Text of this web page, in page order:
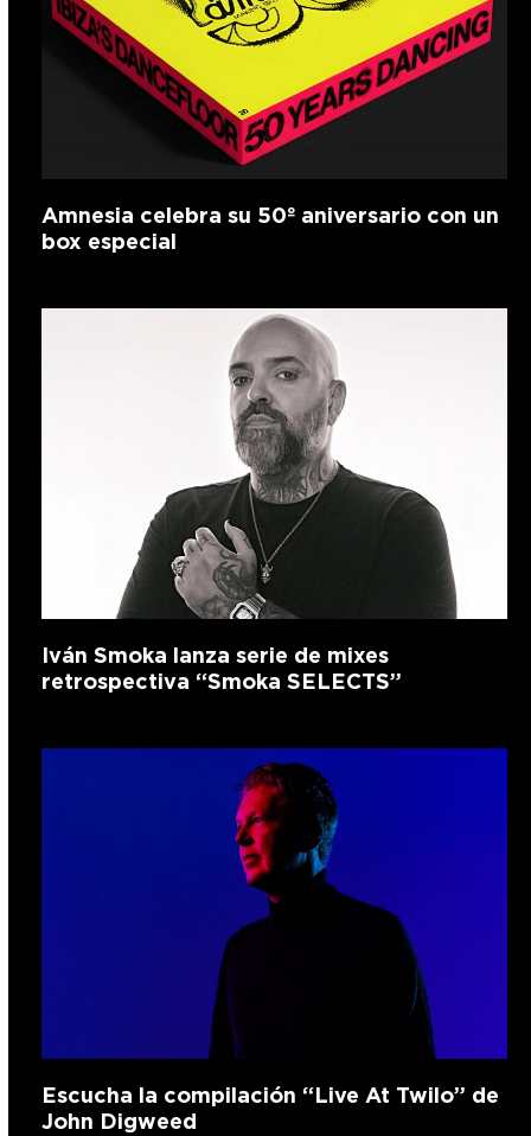
Amnesia celebra su 50º aniversario con un
box especial
Iván Smoka lanza serie de mixes
retrospectiva “Smoka SELECTS”
Escucha la compilación “Live At Twilo” de
John Digweed